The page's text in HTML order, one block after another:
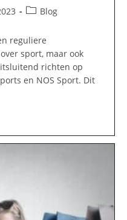
Berichtcategorie:
Blog
reguliere
sport, maar ook
richten op
en NOS Sport. Dit